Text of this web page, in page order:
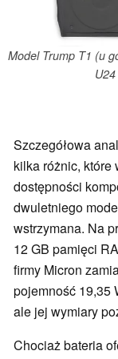
Model Trump T1 (u
Szczegółowa
kilka różnic,
dostępności
dwuletniego
wstrzymana. Na
12 GB pamięci
firmy Micron
pojemność 19,35
ale jej wymiary
Chociaż bateria